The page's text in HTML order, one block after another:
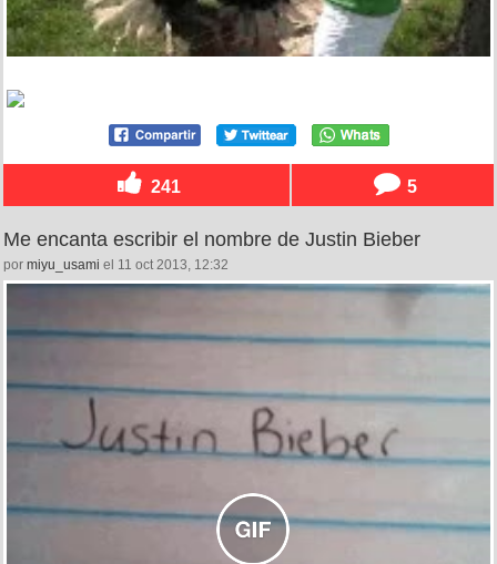
241 5
Me encanta escribir el nombre de Justin Bieber
por miyu_usami el 11 oct 2013, 12:32